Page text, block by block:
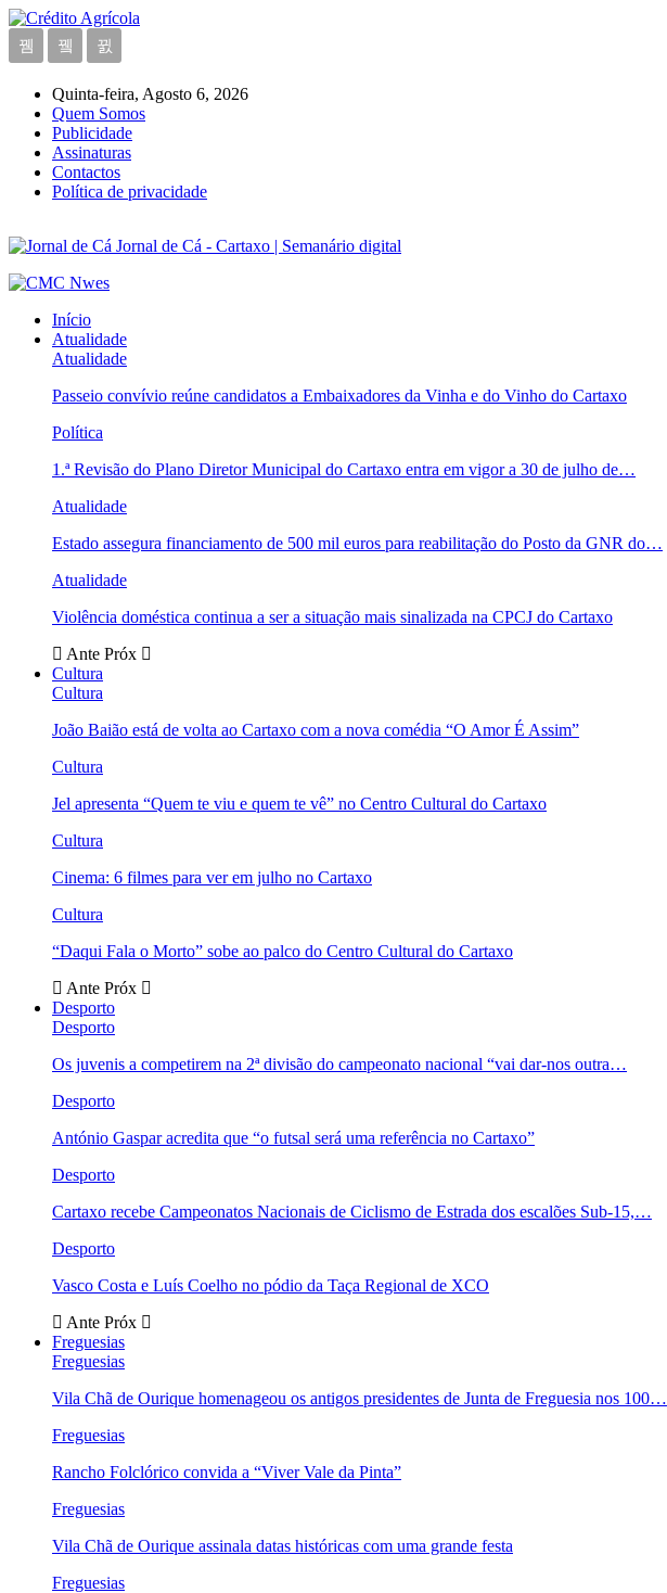
Quinta-feira, Agosto 6, 2026
Quem Somos
Publicidade
Assinaturas
Contactos
Política de privacidade
Jornal de Cá - Cartaxo | Semanário digital
Início
Atualidade
Atualidade
Passeio convívio reúne candidatos a Embaixadores da Vinha e do Vinho do Cartaxo
Política
1.ª Revisão do Plano Diretor Municipal do Cartaxo entra em vigor a 30 de julho de…
Atualidade
Estado assegura financiamento de 500 mil euros para reabilitação do Posto da GNR do…
Atualidade
Violência doméstica continua a ser a situação mais sinalizada na CPCJ do Cartaxo
Ante Próx
Cultura
Cultura
João Baião está de volta ao Cartaxo com a nova comédia “O Amor É Assim”
Cultura
Jel apresenta “Quem te viu e quem te vê” no Centro Cultural do Cartaxo
Cultura
Cinema: 6 filmes para ver em julho no Cartaxo
Cultura
“Daqui Fala o Morto” sobe ao palco do Centro Cultural do Cartaxo
Ante Próx
Desporto
Desporto
Os juvenis a competirem na 2ª divisão do campeonato nacional “vai dar-nos outra…
Desporto
António Gaspar acredita que “o futsal será uma referência no Cartaxo”
Desporto
Cartaxo recebe Campeonatos Nacionais de Ciclismo de Estrada dos escalões Sub-15,…
Desporto
Vasco Costa e Luís Coelho no pódio da Taça Regional de XCO
Ante Próx
Freguesias
Freguesias
Vila Chã de Ourique homenageou os antigos presidentes de Junta de Freguesia nos 100…
Freguesias
Rancho Folclórico convida a “Viver Vale da Pinta”
Freguesias
Vila Chã de Ourique assinala datas históricas com uma grande festa
Freguesias